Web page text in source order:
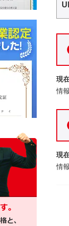
現
情
現
情